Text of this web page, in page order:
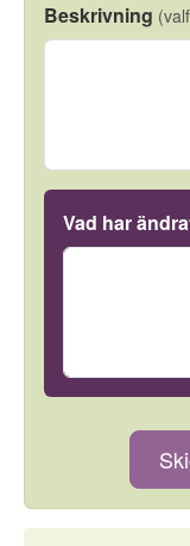
Beskrivning
Vad har